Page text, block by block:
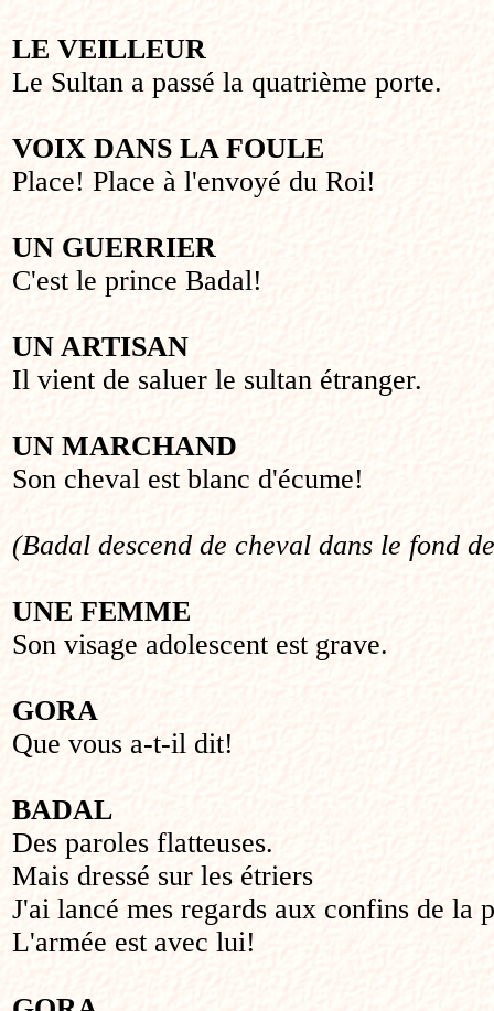
LE VEILLEUR
Le Sultan a passé la quatrième porte.
VOIX DANS LA FOULE
Place! Place à l'envoyé du Roi!
UN GUERRIER
C'est le prince Badal!
UN ARTISAN
Il vient de saluer le sultan étranger.
UN MARCHAND
Son cheval est blanc d'écume!
(Badal descend de cheval dans le fond
UNE FEMME
Son visage adolescent est grave.
GORA
Que vous a-t-il dit!
BADAL
Des paroles flatteuses.
Mais dressé sur les étriers
J'ai lancé mes regards aux confins de la
L'armée est avec lui!